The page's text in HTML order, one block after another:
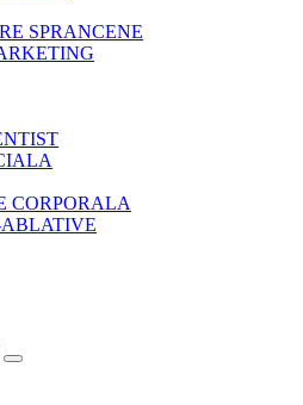
SPRANCENE
CORPORALA